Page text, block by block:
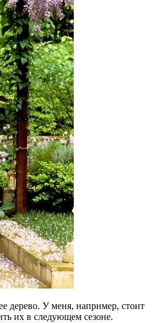
дерево. У меня, например, стоит
их в следующем сезоне.